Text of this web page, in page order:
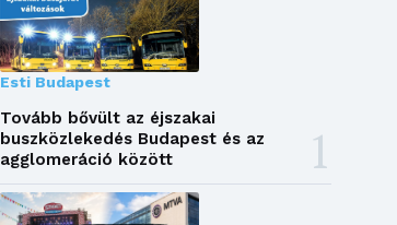
Esti Budapest
Tovább bővült az éjszakai
buszközlekedés Budapest és az
agglomeráció között